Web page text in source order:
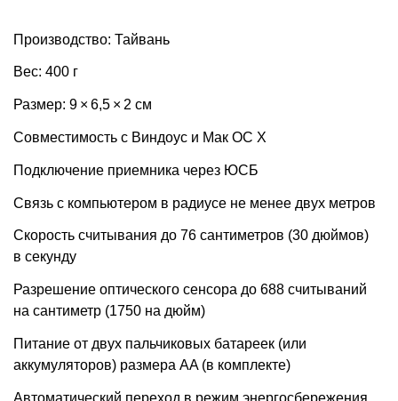
Производство: Тайвань
Вес: 400 г
Размер: 9 × 6,5 × 2 см
Совместимость с Виндоус и Мак ОС X
Подключение приемника через ЮСБ
Связь с компьютером в радиусе не менее двух метров
Скорость считывания до 76 сантиметров (30 дюймов)
в секунду
Разрешение оптического сенсора до 688 cчитываний
на сантиметр (1750 на дюйм)
Питание от двух пальчиковых батареек (или
аккумуляторов) размера AA (в комплекте)
Автоматический переход в режим энергосбережения